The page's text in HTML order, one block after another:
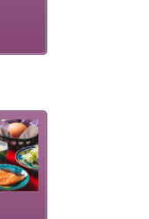
した和定食
使わ
品を
心・
...